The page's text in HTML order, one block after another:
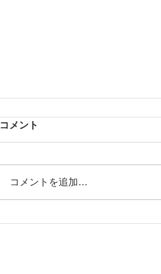
Turning Wheels 2026 -
コメント
コメントを追加…